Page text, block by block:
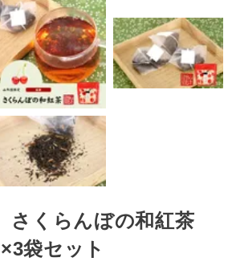
さくらんぼの和紅茶
袋セット